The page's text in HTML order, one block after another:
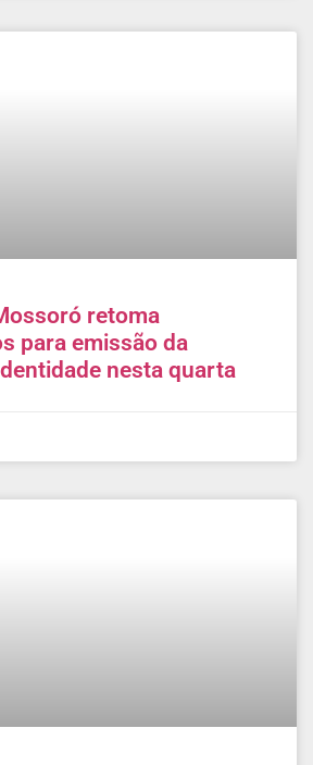
retoma
para emissão da
nesta quarta